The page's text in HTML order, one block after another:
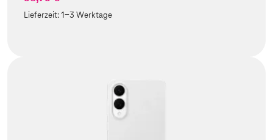
Lieferzeit:1-3 Werktage